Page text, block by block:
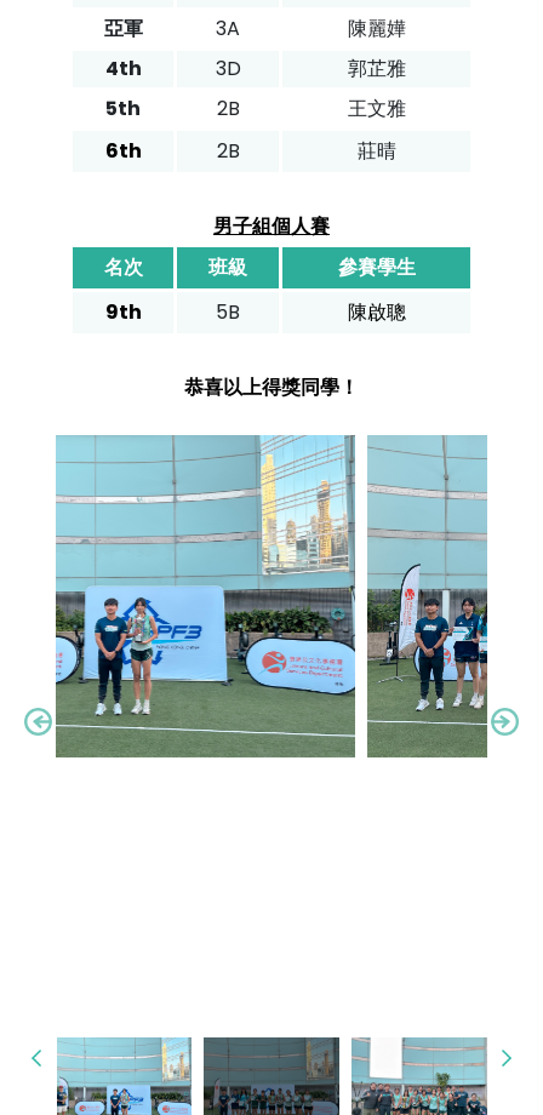
亞軍
3A
陳麗嬅
4th
3D
郭芷雅
5th
2B
王文雅
6th
2B 莊晴
男子組個人賽
名次
班級
參賽學生
9th
5B 陳啟聰
恭喜以上得獎同學！